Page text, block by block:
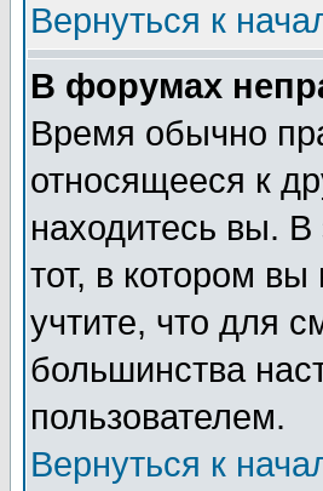
Вернуться к
В форумах
Время обычно
относящееся к
находитесь вы.
тот, в котором
учтите, что для
большинства
пользователем.
Вернуться к